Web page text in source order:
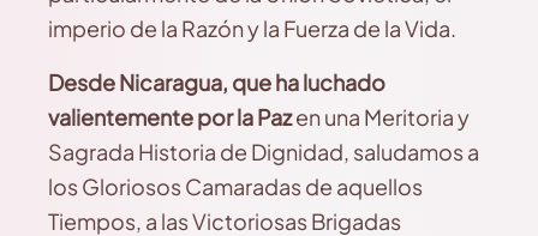
imperio de la Razón y la Fuerza de la Vida.
Desde Nicaragua, que ha luchado
valientemente por la Pazen una Meritoria y
Sagrada Historia de Dignidad, saludamos a
los Gloriosos Camaradas de aquellos
Tiempos, a las Victoriosas Brigadas